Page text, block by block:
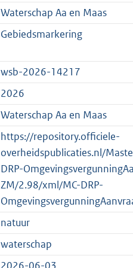
r
o
o
t
e
:
6
K
b
g
r
o
t
t
e
:
5
K
b
Waterschap Aa en Maas
Gebiedsmarkering
wsb-2026-14217
2026
Waterschap Aa en Maas
https://repository.officiele-
overheidspublicaties.nl/
DRP-
ZM/2.98/xml/MC-DRP-
natuur
waterschap